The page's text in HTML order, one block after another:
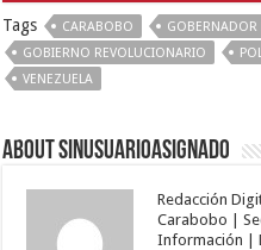
Tags CARABOBO
GOBERNADOR
GOBIERNO REVOLUCIONARIO
VENEZUELA
About sinusuarioasignado
Redacción
Carabobo |
Información |